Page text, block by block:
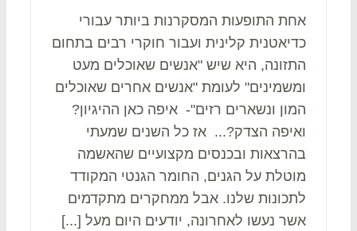
אחת התופעות המסקרנות ביותר עבורי
כדיאטנית קלינית ועבור חוקרי רבים בתחום
התזונה, היא שיש "אנשים שאוכלים מעט
ומשמינים" לעומת "אנשים אחרים שאוכלים
המון ונשארים רזים"- איפה כאן ההיגיון?
ואיפה הצדק?... אז כל השנים שמעתי
בהרצאות ובכנסים מקצועיים שהאשמה
מוטלת על הגנים, החומר הגנטי המקודד
לתכונות שלנו. אבל ממחקרים מתקדמים
אשר נעשו לאחרונה, יודעים היום מעל [...]